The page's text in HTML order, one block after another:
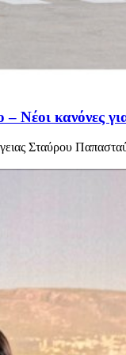
Νέοι κανόνες
Σταύρου